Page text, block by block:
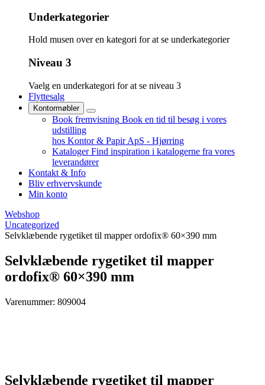
Underkategorier
Hold musen over en kategori for at se underkategorier
Niveau 3
Vaelg en underkategori for at se niveau 3
Flyttesalg
Kontormøbler
Book fremvisning Book en tid til besøg i vores
udstilling
hos Kontor & Papir ApS - Hjørring
Kataloger Find inspiration i katalogerne fra vores
leverandører
Kontakt & Info
Bliv erhvervskunde
Min konto
Webshop
Uncategorized
Selvklæbende rygetiket til mapper ordofix® 60×390 mm
Selvklæbende rygetiket til mapper
ordofix® 60×390 mm
Varenummer: 809004
Selvklæbende rygetiket til mapper